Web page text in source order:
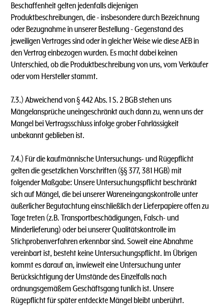
Beschaffenheit gelten jedenfalls diejenigen
Produktbeschreibungen, die - insbesondere durch Bezeichnung
oder Bezugnahme in unserer Bestellung - Gegenstand des
jeweiligen Vertrages sind oder in gleicher Weise wie diese AEB in
den Vertrag einbezogen wurden. Es macht dabei keinen
Unterschied, ob die Produktbeschreibung von uns, vom Verkäufer
oder vom Hersteller stammt.
7.3.) Abweichend von § 442 Abs. 1 S. 2 BGB stehen uns
Mängelansprüche uneingeschränkt auch dann zu, wenn uns der
Mangel bei Vertragsschluss infolge grober Fahrlässigkeit
unbekannt geblieben ist.
7.4.) Für die kaufmännische Untersuchungs- und Rügepflicht
gelten die gesetzlichen Vorschriften (§§ 377, 381 HGB) mit
folgender Maßgabe: Unsere Untersuchungspflicht beschränkt
sich auf Mängel, die bei unserer Wareneingangskontrolle unter
äußerlicher Begutachtung einschließlich der Lieferpapiere offen zu
Tage treten (z.B. Transportbeschädigungen, Falsch- und
Minderlieferung) oder bei unserer Qualitätskontrolle im
Stichprobenverfahren erkennbar sind. Soweit eine Abnahme
vereinbart ist, besteht keine Untersuchungspflicht. lm Übrigen
kommt es darauf an, inwieweit eine Untersuchung unter
Berücksichtigung der Umstände des Einzelfalls nach
ordnungsgemäßem Geschäftsgang tunlich ist. Unsere
Rügepflicht für später entdeckte Mängel bleibt unberührt.